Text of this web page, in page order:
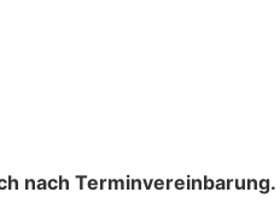
nach Terminvereinbarung.